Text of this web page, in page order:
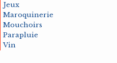
Jeux
Maroquinerie
Mouchoirs
Parapluie
Vin